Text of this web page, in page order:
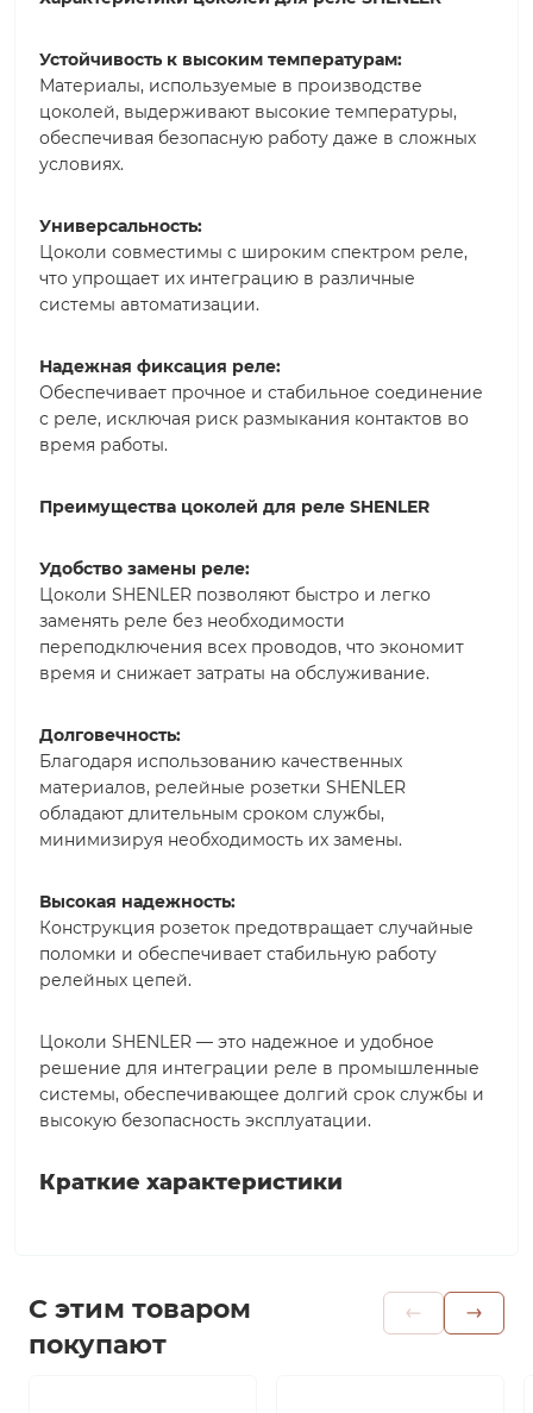
Устойчивость к высоким температурам:
Материалы, используемые в производстве
цоколей, выдерживают высокие температуры,
обеспечивая безопасную работу даже в сложных
условиях.
Универсальность:
Цоколи совместимы с широким спектром реле,
что упрощает их интеграцию в различные
системы автоматизации.
Надежная фиксация реле:
Обеспечивает прочное и стабильное соединение
с реле, исключая риск размыкания контактов во
время работы.
Преимущества цоколей для реле SHENLER
Удобство замены реле:
Цоколи SHENLER позволяют быстро и легко
заменять реле без необходимости
переподключения всех проводов, что экономит
время и снижает затраты на обслуживание.
Долговечность:
Благодаря использованию качественных
материалов, релейные розетки SHENLER
обладают длительным сроком службы,
минимизируя необходимость их замены.
Высокая надежность:
Конструкция розеток предотвращает случайные
поломки и обеспечивает стабильную работу
релейных цепей.
Цоколи SHENLER — это надежное и удобное
решение для интеграции реле в промышленные
системы, обеспечивающее долгий срок службы и
высокую безопасность эксплуатации.
Краткие характеристики
С этим товаром
покупают